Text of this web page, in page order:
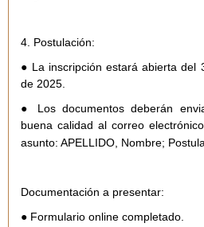
4. Postulación:
● La inscripciónestará abiertadel
de 2025
● Los documentos deberán
buena calidad al correo
asunto: APELLIDO, Nombre;
Documentación a presentar:
● Formulario online completado.